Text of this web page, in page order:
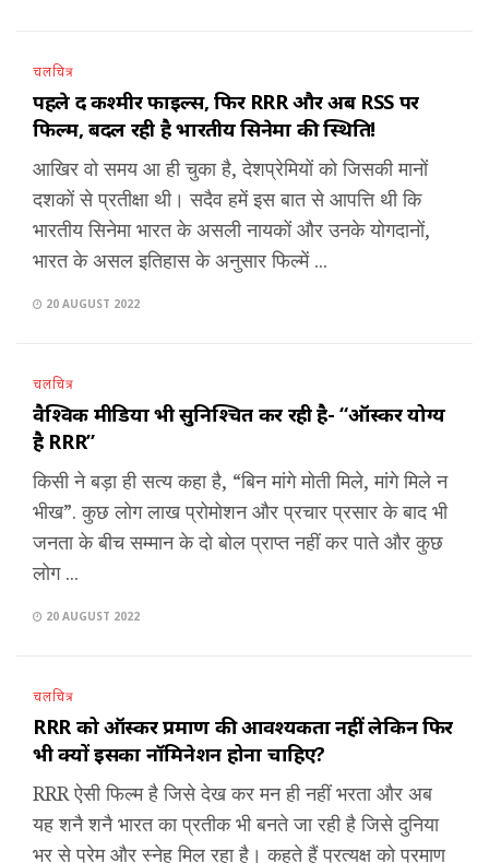
चलचित्र
पहले द कश्मीर फाइल्स, फिर RRR और अब RSS पर
फिल्म, बदल रही है भारतीय सिनेमा की स्थिति!
आखिर वो समय आ ही चुका है, देशप्रेमियों को जिसकी मानों
दशकों से प्रतीक्षा थी। सदैव हमें इस बात से आपत्ति थी कि
भारतीय सिनेमा भारत के असली नायकों और उनके योगदानों,
भारत के असल इतिहास के अनुसार फिल्में ...
20 AUGUST 2022
चलचित्र
वैश्विक मीडिया भी सुनिश्चित कर रही है- “ऑस्कर योग्य
है RRR”
किसी ने बड़ा ही सत्य कहा है, “बिन मांगे मोती मिले, मांगे मिले न
भीख”. कुछ लोग लाख प्रोमोशन और प्रचार प्रसार के बाद भी
जनता के बीच सम्मान के दो बोल प्राप्त नहीं कर पाते और कुछ
लोग ...
20 AUGUST 2022
चलचित्र
RRR को ऑस्कर प्रमाण की आवश्यकता नहीं लेकिन फिर
भी क्यों इसका नॉमिनेशन होना चाहिए?
RRR ऐसी फिल्म है जिसे देख कर मन ही नहीं भरता और अब
यह शनै शनै भारत का प्रतीक भी बनते जा रही है जिसे दुनिया
भर से प्रेम और स्नेह मिल रहा है। कहते हैं प्रत्यक्ष को प्रमाण